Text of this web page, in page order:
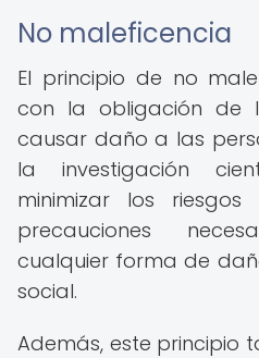
No maleficencia
El principio de no
con la obligación de
causar daño a las
la investigación
minimizar los
precauciones
cualquier forma de
social.
Además, este principio